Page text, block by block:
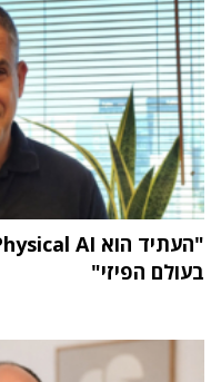
בעולם הפיזי"